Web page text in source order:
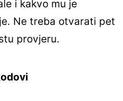
i kakvo mu je
Ne treba otvarati pet
provjeru.